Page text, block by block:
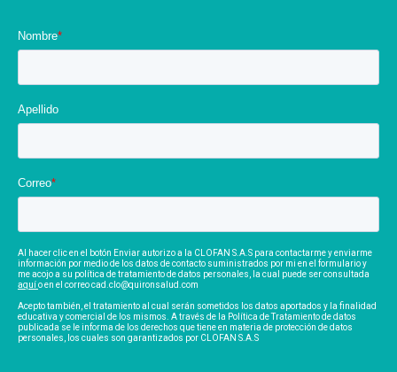
Nombre*
Apellido
Correo*
Al hacer clic en el botón Enviar autorizo a la CLOFAN S.A.S para contactarme y enviarme
información por medio de los datos de contacto suministrados por mi en el formulario y
me acojo a su política de tratamiento de datos personales, la cual puede ser consultada
aquío en el correo cad.clo@quironsalud.com
Acepto también, el tratamiento al cual serán sometidos los datos aportados y la finalidad
educativa y comercial de los mismos. A través de la Política de Tratamiento de datos
publicada se le informa de los derechos que tiene en materia de protección de datos
personales, los cuales son garantizados por CLOFAN S.A.S